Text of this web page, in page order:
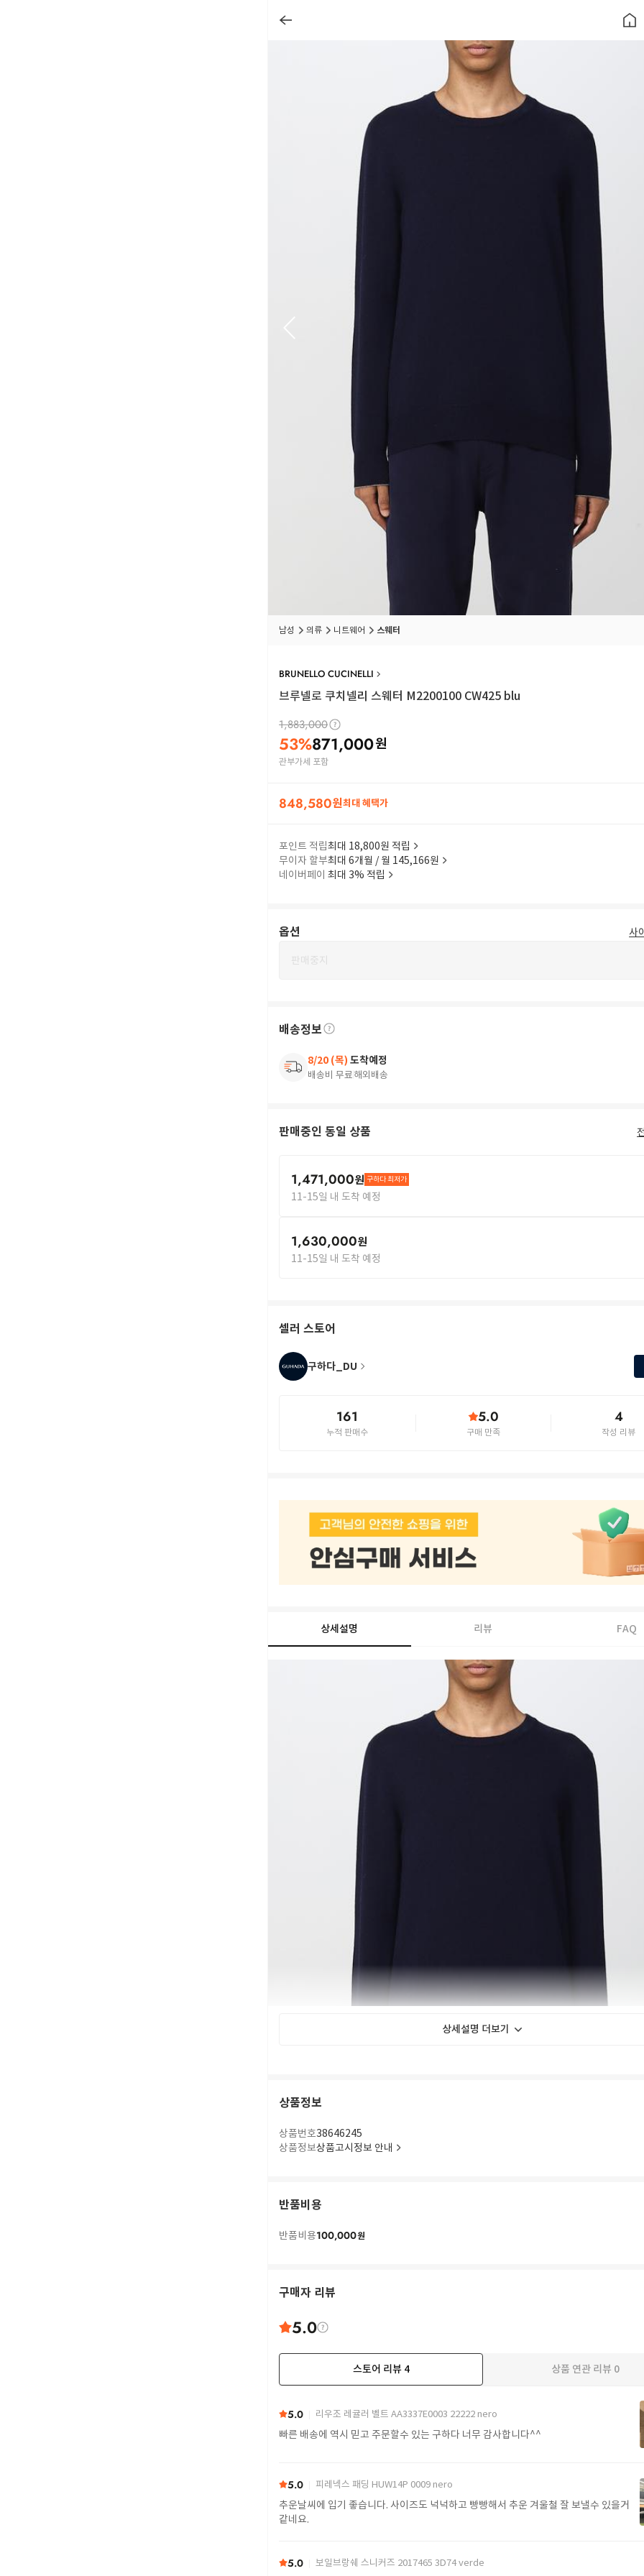
남성 의류 니트웨어 스웨터
BRUNELLO CUCINELLI
브루넬로 쿠치넬리 스웨터 M2200100 CW425 blu
1,883,000
53%871,000원
관부가세 포함
848,580원최대 혜택가
포인트 적립최대 18,800원 적립
무이자 할부최대 6개월 / 월 145,166원
네이버페이 최대 3% 적립
옵션 사
판매중지
배송정보
8/20 (목) 도착예정
배송비 무료해외배송
판매중인 동일 상품
1,471,000원 구하다 최저가
11-15일 내 도착 예정
1,630,000원
11-15일 내 도착 예정
셀러 스토어
구하다_DU
161
누적 판매수
5.0
구매 만족
4
작성 리뷰
상세설명 리뷰 FAQ
상세설명 더보기
상품정보
상품번호38646245
상품정보상품고시정보 안내
반품비용
반품비용100,000원
구매자 리뷰
5.0
스토어 리뷰 4 상품 연관 리뷰 0
5.0 리우조 레귤러 벨트 AA3337E0003 22222 nero
빠른 배송에 역시 믿고 주문할수 있는 구하다 너무 감사합니다^^
5.0 피레넥스 패딩 HUW14P 0009 nero
추운날씨에 입기 좋습니다. 사이즈도 넉넉하고 빵빵해서 추운 겨울철 잘 보낼수 있을거
같네요.
5.0 보일브랑쉐 스니커즈 2017465 3D74 verde